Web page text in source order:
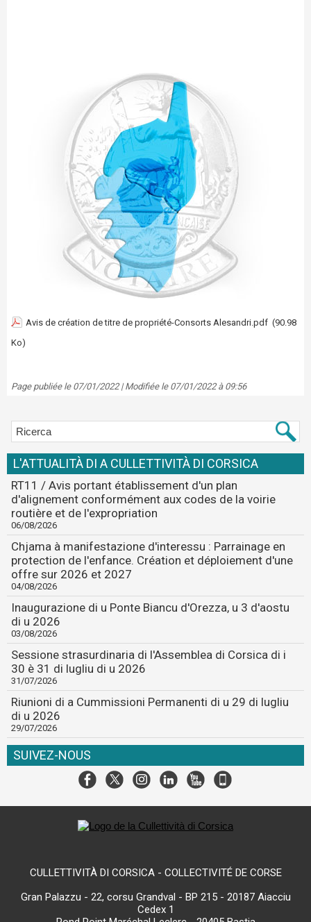
Avis de création de titre de propriété-Consorts Alesandri.pdf (90.98
Ko)
Page publiée le 07/01/2022 | Modifiée le 07/01/2022 à 09:56
L'ATTUALITÀ DI A CULLETTIVITÀ DI CORSICA
RT11 / Avis portant établissement d'un plan
d'alignement conformément aux codes de la voirie
routière et de l'expropriation
06/08/2026
Chjama à manifestazione d'interessu : Parrainage en
protection de l'enfance. Création et déploiement d'une
offre sur 2026 et 2027
04/08/2026
Inaugurazione di u Ponte Biancu d'Orezza, u 3 d'aostu
di u 2026
03/08/2026
Sessione strasurdinaria di l'Assemblea di Corsica di i
30 è 31 di lugliu di u 2026
31/07/2026
Riunioni di a Cummissioni Permanenti di u 29 di lugliu
di u 2026
29/07/2026
SUIVEZ-NOUS
CULLETTIVITÀ DI CORSICA - COLLECTIVITÉ DE CORSE
Gran Palazzu - 22, corsu Grandval - BP 215 - 20187 Aiacciu
Cedex 1